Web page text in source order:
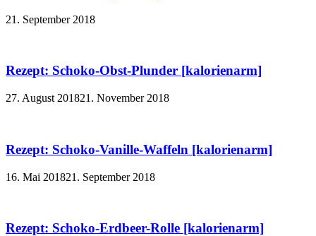
21. September 2018
Rezept: Schoko-Obst-Plunder [kalorienarm]
27. August 201821. November 2018
Rezept: Schoko-Vanille-Waffeln [kalorienarm]
16. Mai 201821. September 2018
Rezept: Schoko-Erdbeer-Rolle [kalorienarm]